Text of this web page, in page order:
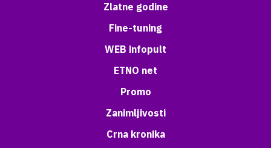
Zlatne godine
Fine-tuning
WEB infopult
ETNO net
Promo
Zanimljivosti
Crna kronika